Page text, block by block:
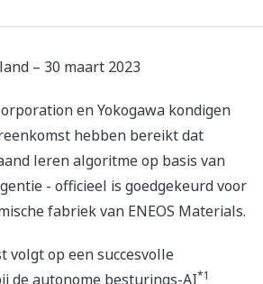
– 30 maart 2023
en Yokogawa kondigen
hebben bereikt dat
leren algoritme op basis van
- officieel is goedgekeurd voor
fabriek van ENEOS Materials.
volgt op een succesvolle
de autonome besturings-AI*1